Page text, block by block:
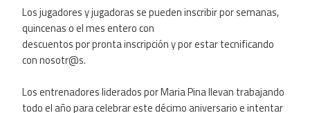
Los jugadores y jugadoras se pueden inscribir por semanas,
quincenas o el mes entero con
descuentos por pronta inscripción y por estar tecnificando
con nosotr@s.
Los entrenadores liderados por Maria Pina llevan trabajando
todo el año para celebrar este décimo aniversario e intentar